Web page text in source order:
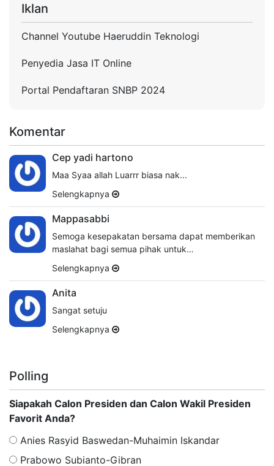
Iklan
Channel Youtube Haeruddin Teknologi
Penyedia Jasa IT Online
Portal Pendaftaran SNBP 2024
Komentar
Cep yadi hartono
Maa Syaa allah Luarrr biasa nak...
Selengkapnya
Mappasabbi
Semoga kesepakatan bersama dapat memberikan
maslahat bagi semua pihak untuk…
Selengkapnya
Anita
Sangat setuju
Selengkapnya
Polling
Siapakah Calon Presiden dan Calon Wakil Presiden
Favorit Anda?
Anies Rasyid Baswedan-Muhaimin Iskandar
Prabowo Subianto-Gibran